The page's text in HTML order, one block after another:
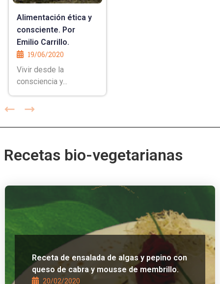
Alimentación ética y
consciente. Por
Emilio Carrillo.
19/06/2020
Vivir desde la
consciencia y...
Recetas bio-vegetarianas
Receta de ensalada de algas y pepino con
queso de cabra y mousse de membrillo.
20/02/2020